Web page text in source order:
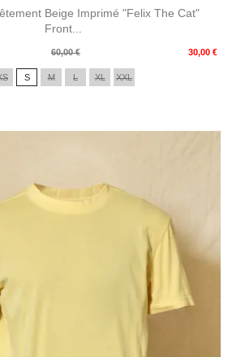
Beige Imprimé "Felix The Cat"
Front...
60,00 € 30,00 €
S M L XL XXL